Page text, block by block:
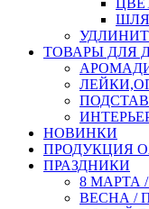
ТОВАРЫ ДЛЯ
НОВИНКИ
ПРОДУКЦИЯ
ПРАЗДНИКИ
8 МАРТА
ВЕСНА /